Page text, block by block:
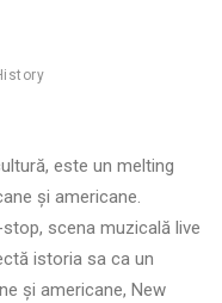
este un melting
și americane.
scena muzicală live
istoria sa ca un
și americane, New